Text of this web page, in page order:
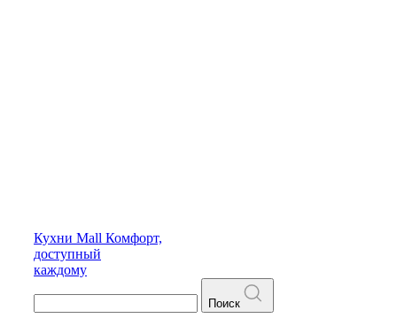
Кухни Mall Комфорт,
доступный
каждому
Поиск